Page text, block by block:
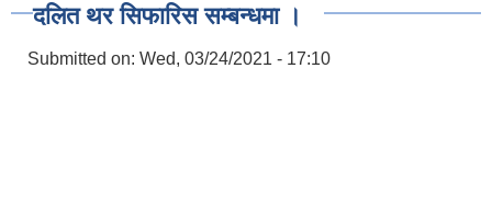
दलित थर सिफारिस सम्बन्धमा ।
Submitted on: Wed, 03/24/2021 - 17:10